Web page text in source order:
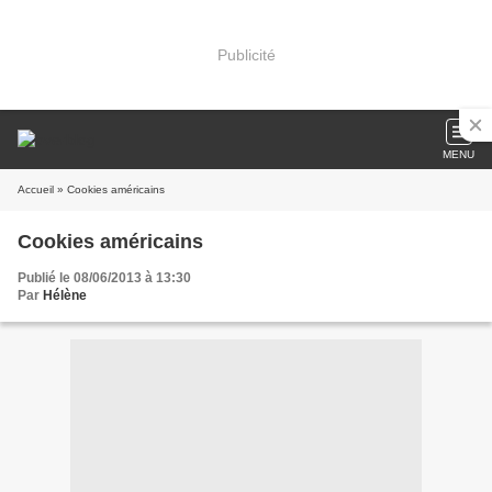
Publicité
MENU
Accueil » Cookies américains
Cookies américains
Publié le 08/06/2013 à 13:30
Par Hélène